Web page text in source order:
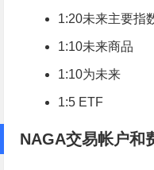
1:20未来主要指
1:10未来商品
1:10为未来
1:5 ETF
NAGA交易帐户和